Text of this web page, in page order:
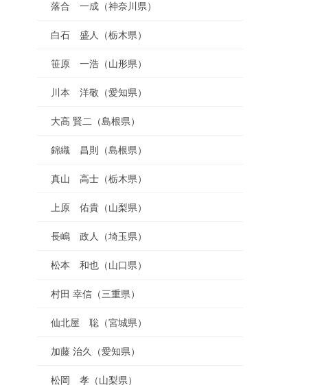
落合 一成（神奈川県）
白石 盛人（栃木県）
笹原 一浩（山形県）
川本 洋敬（愛知県）
大高 賢二（島根県）
錦織 昌則（島根県）
真山 高士（栃木県）
上原 佑貴（山梨県）
長嶋 政人（埼玉県）
松本 和也（山口県）
村田 幸信（三重県）
仙北屋 聡（宮城県）
加藤 治久（愛知県）
松岡 孝（山梨県）